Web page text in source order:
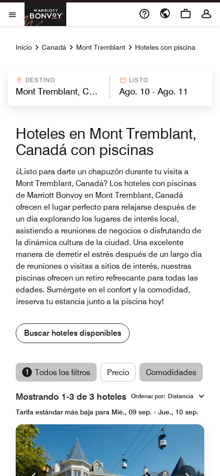
Skip to Content
Abrir el menú
Marriott Bonvoy
Inicio Canadá Mont Tremblant Hoteles con piscina
DESTINO LISTO
Hoteles en Mont Tremblant,
Canadá con piscinas
¿Listo para darte un chapuzón durante tu visita a
Mont Tremblant, Canadá? Los hoteles con piscinas
de Marriott Bonvoy en Mont Tremblant, Canadá
ofrecen el lugar perfecto para relajarse después de
un día explorando los lugares de interés local,
asistiendo a reuniones de negocios o disfrutando de
la dinámica cultura de la ciudad. Una excelente
manera de derretir el estrés después de un largo día
de reuniones o visitas a sitios de interés, nuestras
piscinas ofrecen un retiro refrescante para todas las
edades. Sumérgete en el confort y la comodidad,
¡reserva tu estancia junto a la piscina hoy!
Buscar hoteles disponibles
1 Todos los filtros Precio Comodidades
Mostrando 1-3 de 3 hoteles Ordenar por: Distancia
Tarifa estándar más baja para Mié., 09 sep. - Jue., 10 sep.